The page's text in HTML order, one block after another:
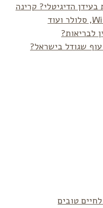
הדיגיטלי? קרינה
לבריאות?
שגודל בישראל?
טובים